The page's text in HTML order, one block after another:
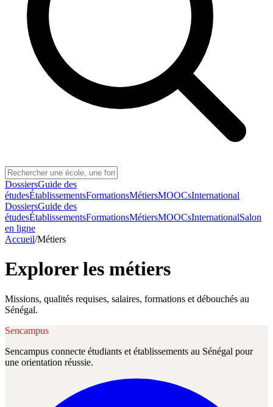
DossiersGuide des
étudesÉtablissementsFormationsMétiersMOOCsInternational
DossiersGuide des
étudesÉtablissementsFormationsMétiersMOOCsInternationalSalon
en ligne
Accueil/Métiers
Explorer les métiers
Missions, qualités requises, salaires, formations et débouchés au
Sénégal.
Sencampus
Sencampus connecte étudiants et établissements au Sénégal pour
une orientation réussie.